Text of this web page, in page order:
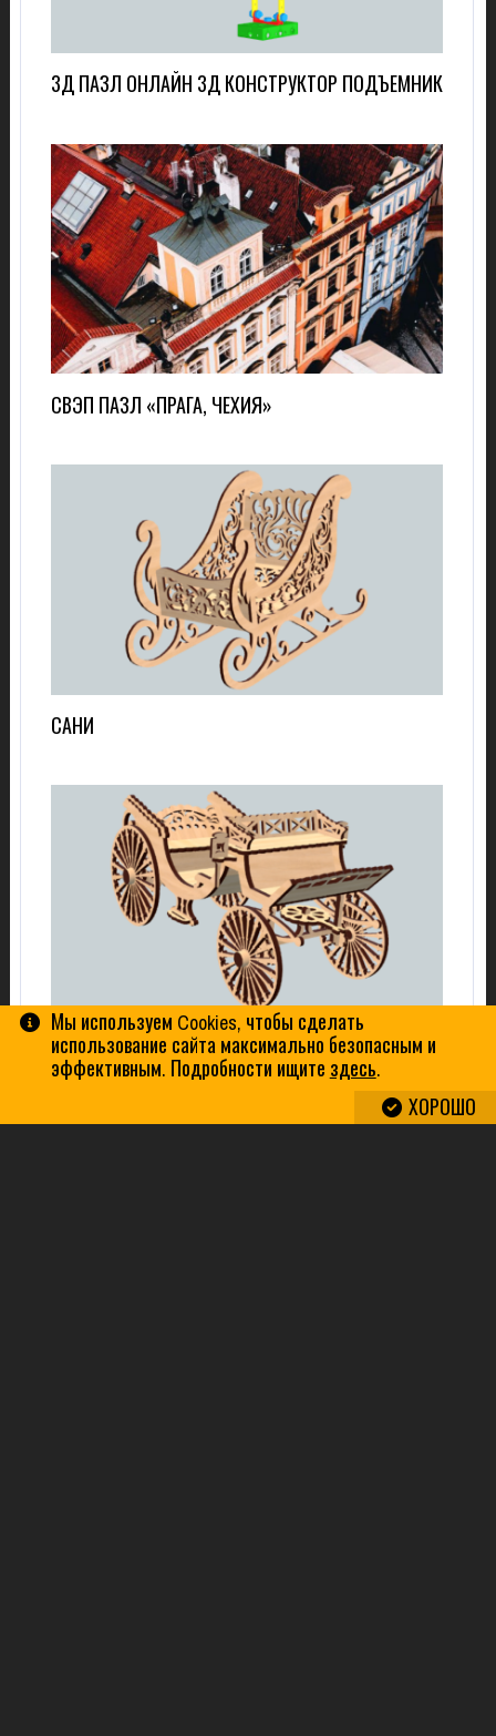
3Д ПАЗЛ ОНЛАЙН 3Д КОНСТРУКТОР ПОДЪЕМНИК
СВЭП ПАЗЛ «ПРАГА, ЧЕХИЯ»
САНИ
КАРЕТА
Мы используем Cookies, чтобы сделать
использование сайта максимально безопасным и
эффективным. Подробности ищите здесь.
ХОРОШО